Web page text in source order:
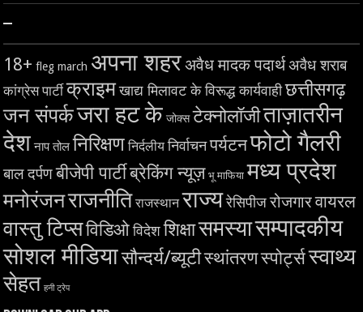
–
18+ fleg march अपना शहरअवैध मादक पदार्थअवैध शराब
कांग्रेस पार्टी क्राइमखाद्य मिलावट के विरूद्ध कार्यवाहीछत्तीसगढ़
जन संपर्कजरा हट के जोक्स टेक्नोलॉजीताज़ातरीन
देश नाप तोल निरिक्षण निर्दलीय निर्वाचनपर्यटनफोटो गैलरी
बाल दर्पणबीजेपी पार्टीब्रेकिंग न्यूज़ भू माफिया मध्य प्रदेश
मनोरंजनराजनीति राजस्थान राज्यरेसिपीज रोजगारवायरल
वास्तु टिप्सविडिओ विदेश शिक्षासमस्यासम्पादकीय
सोशल मीडियासौन्दर्य/ब्यूटीस्थांतरणस्पोर्ट्सस्वाथ्य
सेहत हनी ट्रेप